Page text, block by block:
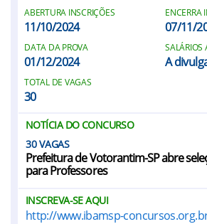
ABERTURA INSCRIÇÕES
11/10/2024
ENCERRA
07/11/
DATA DA PROVA
01/12/2024
SALÁRIOS
A
TOTAL DE VAGAS
30
NOTÍCIA DO CONCURSO
30
Prefeitura de Votorantim-SP abre
para Professores
INSCREVA-SE AQUI
http://www.ibamsp-